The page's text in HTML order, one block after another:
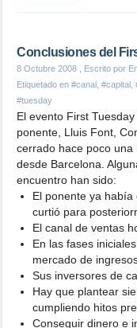
Conclusiones del
8 Octubre 2008 , Escrito por
Etiquetado en #canal #capital
#tuesday
El evento First
ponente, Lluis Font,
cerrado hace poco
desde Barcelona.
encuentro han sido:
El ponente ya
curtió para
El canal de ventas
En las fases
mercado de
Sus inversores de
Hay que plantear
cumpliendo hitos
Conseguir dinero e